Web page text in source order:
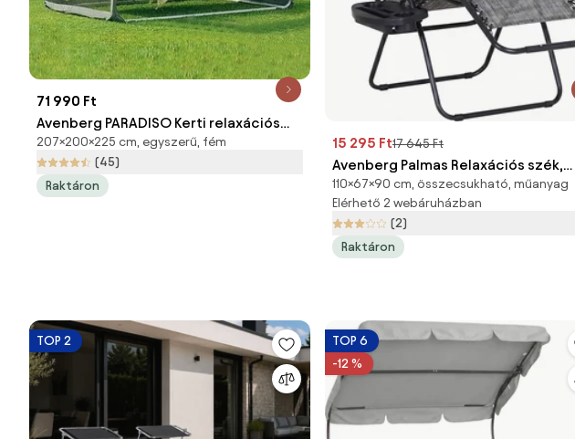
71 990 Ft
Avenberg PARADISO Kerti relaxációs
nyugágy védőhálóval
207×200×225 cm, egyszerű, fém
(45)
Raktáron
15 295 Ft17 645 Ft
Avenberg Palmas Relaxációs szék,
szürke, 67 x 90 x 110cm
110×67×90 cm, összecsukható, műanyag
Elérhető 2 webáruházban
(2)
Raktáron
TOP 2
TOP 6
-12 %